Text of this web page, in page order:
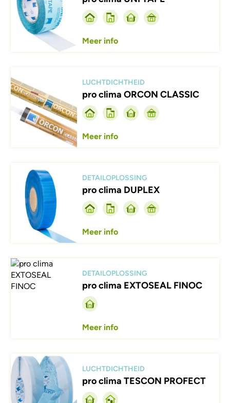
Meer info
LUCHTDICHTHEID
pro clima ORCON CLASSIC
Meer info
Afbeelding
DETAILOPLOSSING
pro clima DUPLEX
Meer info
Afbeelding
DETAILOPLOSSING
pro clima EXTOSEAL FINOC
Meer info
Afbeelding
LUCHTDICHTHEID
pro clima TESCON PROFECT